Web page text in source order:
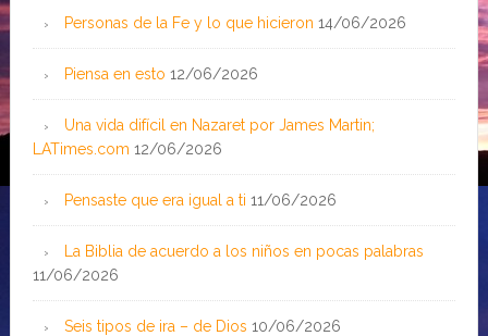
Personas de la Fe y lo que hicieron 14/06/2026
Piensa en esto 12/06/2026
Una vida difícil en Nazaret por James Martin;
LATimes.com 12/06/2026
Pensaste que era igual a ti 11/06/2026
La Biblia de acuerdo a los niños en pocas palabras
11/06/2026
Seis tipos de ira – de Dios 10/06/2026